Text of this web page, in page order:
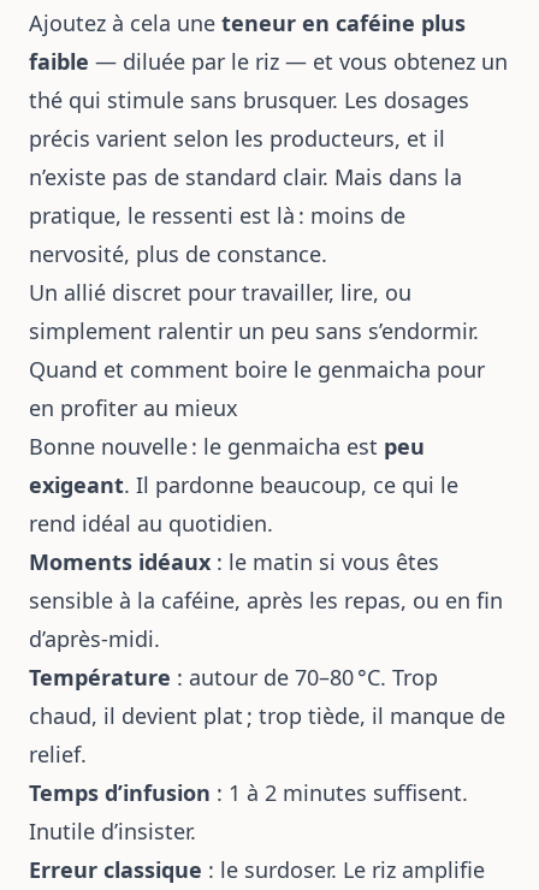
Ajoutez à cela une teneur en caféine plus
faible — diluée par le riz — et vous obtenez un
thé qui stimule sans brusquer. Les dosages
précis varient selon les producteurs, et il
n’existe pas de standard clair. Mais dans la
pratique, le ressenti est là : moins de
nervosité, plus de constance.
Un allié discret pour travailler, lire, ou
simplement ralentir un peu sans s’endormir.
Quand et comment boire le genmaicha pour
en profiter au mieux
Bonne nouvelle : le genmaicha est peu
exigeant. Il pardonne beaucoup, ce qui le
rend idéal au quotidien.
Moments idéaux : le matin si vous êtes
sensible à la caféine, après les repas, ou en fin
d’après-midi.
Température : autour de 70–80 °C. Trop
chaud, il devient plat ; trop tiède, il manque de
relief.
Temps d’infusion : 1 à 2 minutes suffisent.
Inutile d’insister.
Erreur classique : le surdoser. Le riz amplifie